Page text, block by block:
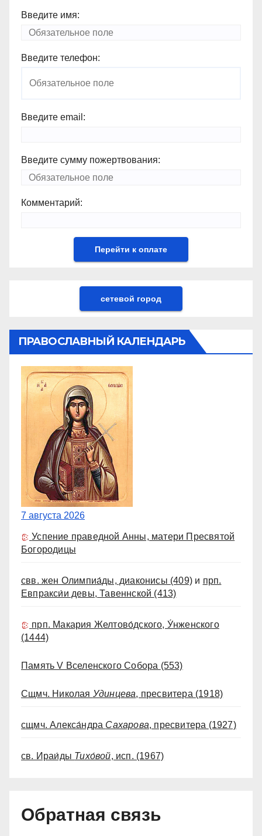
Введите имя:
Введите телефон:
Введите email:
Введите сумму пожертвования:
Комментарий:
сетевой город
ПРАВОСЛАВНЫЙ КАЛЕНДАРЬ
7 августа 2026
Успение праведной Анны, матери Пресвятой
Богородицы
свв. жен Олимпиа́ды, диаконисы (409) и прп.
Евпракси́и девы, Тавеннской (413)
прп. Макария Желтово́дского, У́нженского
(1444)
Память V Вселенского Собора (553)
Сщмч. Николая Удинцева, пресвитера (1918)
сщмч. Алекса́ндра Сахарова, пресвитера (1927)
св. Ираи́ды Тихо́вой, исп. (1967)
Обратная связь